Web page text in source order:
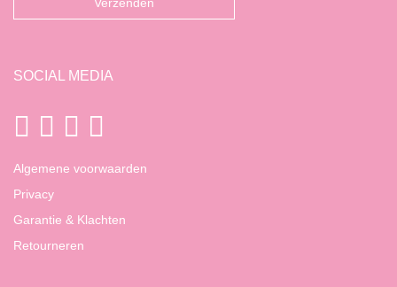
SOCIAL MEDIA
Algemene voorwaarden
Privacy
Garantie & Klachten
Retourneren